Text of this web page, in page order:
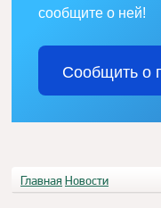
сообщите о ней!
Сообщить о
Главная Новости